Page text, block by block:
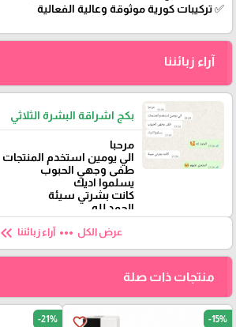
✅ تركيبات كورية موثوقة وعالية الفعالية
آراء زبائننا
بكج اشراقة البشرة الثلاثي
مرحبا
الي يومين استخدم المنتجات
طفى وجهي الحبوب
يسلموا اديك
كانت بشرتي سيئة
الحمد لله
عرض الكل more_horiz آراء زبائننا keyboard_double_arrow_left
منتجات ذات صلة
favorite_border -15%
-21%